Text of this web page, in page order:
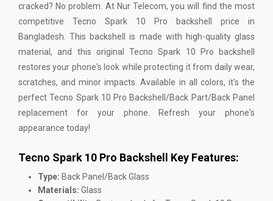
cracked? No problem. At Nur Telecom, you will find the most
competitive Tecno Spark 10 Pro backshell price in
Bangladesh. This backshell is made with high-quality glass
material, and this original Tecno Spark 10 Pro backshell
restores your phone's look while protecting it from daily wear,
scratches, and minor impacts. Available in all colors, it's the
perfect Tecno Spark 10 Pro Backshell/Back Part/Back Panel
replacement for your phone. Refresh your phone's
appearance today!
Tecno Spark 10 Pro Backshell Key Features:
Type: Back Panel/Back Glass
Materials: Glass